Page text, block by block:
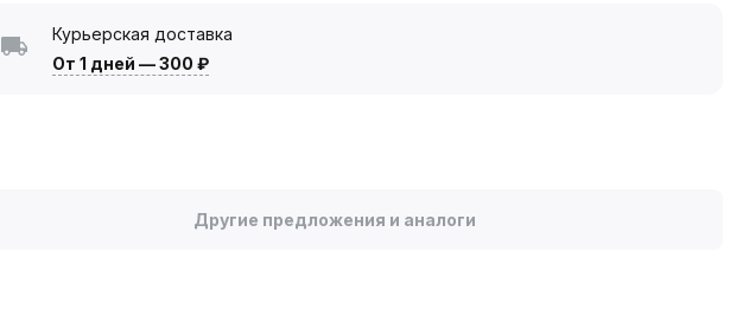
Курьерская доставка
От 1 дней —300 ₽
Другие предложения и аналоги